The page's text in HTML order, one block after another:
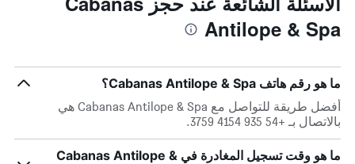
Antilope & Spa
ما هو رقم هاتف Cabanas Antilope & Spa؟
أفضل طريقة للتواصل مع Cabanas Antilope & Spa هي
بالاتصال بـ +54 935 4154 3759.
ما هو وقت تسجيل المغادرة في Cabanas Antilope &